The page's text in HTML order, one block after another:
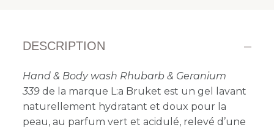
DESCRIPTION
Hand & Body wash Rhubarb & Geranium
339 de la marque L:a Bruket est un gel lavant
naturellement hydratant et doux pour la
peau, au parfum vert et acidulé, relevé d’une